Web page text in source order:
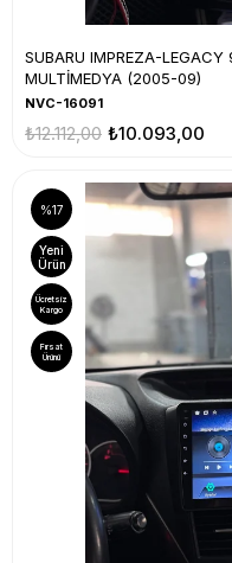
SUBARU IMPREZA-
MULTİMEDYA (2005-09)
NVC-16091
₺10.093,00
₺12.112,00
%17
Yeni
Ürün
Ücretsiz
Kargo
Fırsat
Ürünü